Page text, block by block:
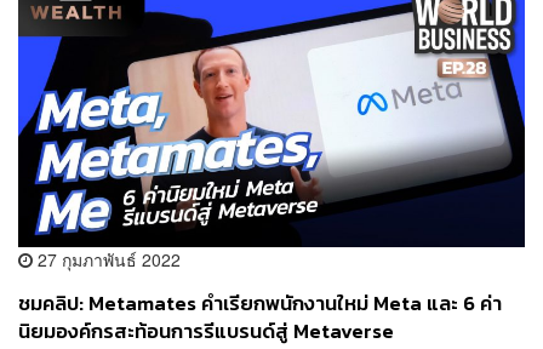
27 กุมภาพันธ์ 2022
ชมคลิป: Metamates คำเรียกพนักงานใหม่ Meta และ 6 ค่า
นิยมองค์กรสะท้อนการรีแบรนด์สู่ Metaverse